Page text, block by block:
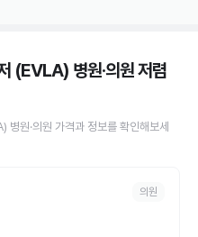
(EVLA) 병원·의원저렴
병원·의원 가격과 정보를 확인해보세
의원